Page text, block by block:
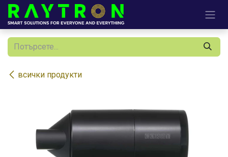
Преминете към съдържание
всички продукти